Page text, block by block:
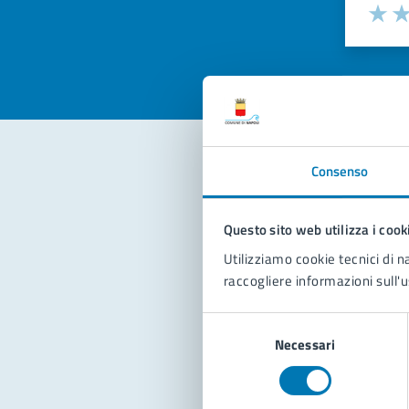
Consenso
Questo sito web utilizza i
Utilizziamo cookie tecnici di
raccogliere informazioni
Necessari
Valuta